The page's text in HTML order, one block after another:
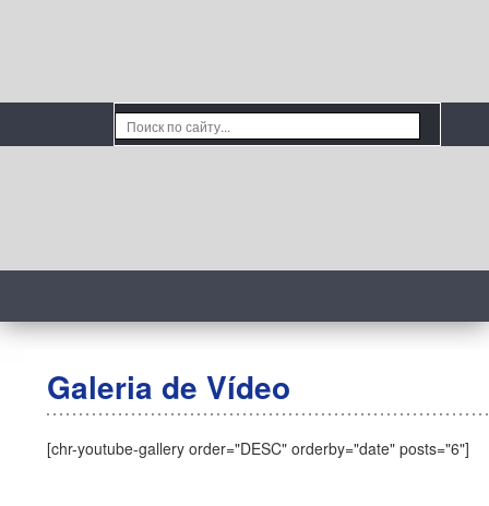
Galeria de Vídeo
[chr-youtube-gallery order="DESC" orderby="date" posts="6"]